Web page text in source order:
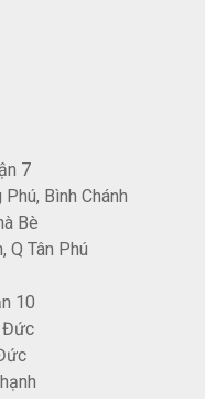
7
Bình Chánh
Bè
Q Tân Phú
10
Đức